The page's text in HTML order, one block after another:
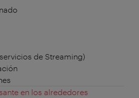
de Streaming)
en los alrededores